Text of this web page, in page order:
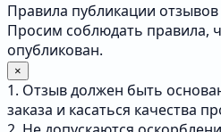
Правила публикации отзывов
Просим соблюдать правила,
опубликован.
×
1. Отзыв должен быть
заказа и касаться качества